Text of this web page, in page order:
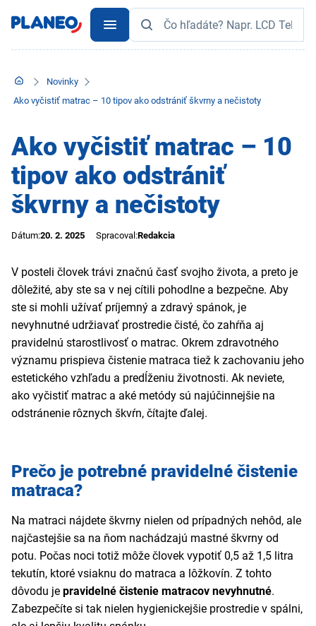
Novinky
Ako vyčistiť matrac – 10 tipov ako odstrániť škvrny a nečistoty
Ako vyčistiť matrac – 10
tipov ako odstrániť
škvrny a nečistoty
Dátum:20. 2. 2025 Spracoval:Redakcia
V posteli človek trávi značnú časť svojho života, a preto je
dôležité, aby ste sa v nej cítili pohodlne a bezpečne. Aby
ste si mohli užívať príjemný a zdravý spánok, je
nevyhnutné udržiavať prostredie čisté, čo zahŕňa aj
pravidelnú starostlivosť o matrac. Okrem zdravotného
významu prispieva čistenie matraca tiež k zachovaniu jeho
estetického vzhľadu a predĺženiu životnosti. Ak neviete,
ako vyčistiť matrac a aké metódy sú najúčinnejšie na
odstránenie rôznych škvŕn, čítajte ďalej.
Prečo je potrebné pravidelné čistenie
matraca?
Na matraci nájdete škvrny nielen od prípadných nehôd, ale
najčastejšie sa na ňom nachádzajú mastné škvrny od
potu. Počas noci totiž môže človek vypotiť 0,5 až 1,5 litra
tekutín, ktoré vsiaknu do matraca a lôžkovín. Z tohto
dôvodu je pravidelné čistenie matracov nevyhnutné.
Zabezpečíte si tak nielen hygienickejšie prostredie v spálni,